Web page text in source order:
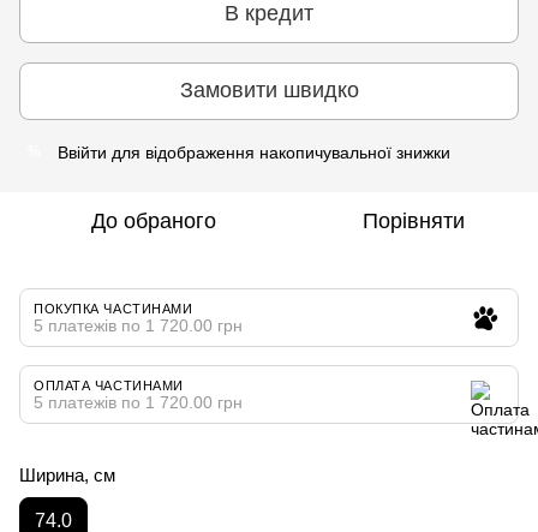
В кредит
Замовити швидко
Ввійти для відображення накопичувальної знижки
До обраного Порівняти
ПОКУПКА ЧАСТИНАМИ
5 платежів по 1 720.00 грн
ОПЛАТА ЧАСТИНАМИ
5 платежів по 1 720.00 грн
Ширина, см
74.0